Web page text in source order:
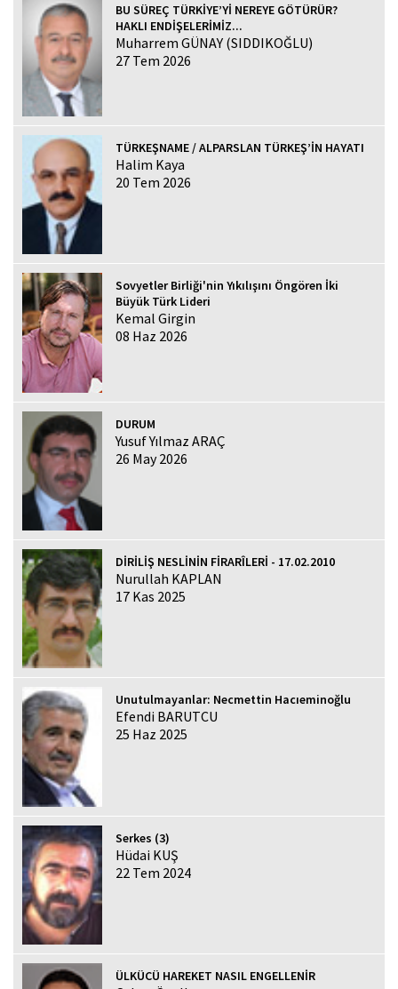
BU SÜREÇ TÜRKİYE’Yİ NEREYE GÖTÜRÜR?
HAKLI ENDİŞELERİMİZ...
Muharrem GÜNAY (SIDDIKOĞLU)
27 Tem 2026
TÜRKEŞNAME / ALPARSLAN TÜRKEŞ’İN HAYATI
Halim Kaya
20 Tem 2026
Sovyetler Birliği'nin Yıkılışını Öngören İki
Büyük Türk Lideri
Kemal Girgin
08 Haz 2026
DURUM
Yusuf Yılmaz ARAÇ
26 May 2026
DİRİLİŞ NESLİNİN FİRARÎLERİ - 17.02.2010
Nurullah KAPLAN
17 Kas 2025
Unutulmayanlar: Necmettin Hacıeminoğlu
Efendi BARUTCU
25 Haz 2025
Serkes (3)
Hüdai KUŞ
22 Tem 2024
ÜLKÜCÜ HAREKET NASIL ENGELLENİR